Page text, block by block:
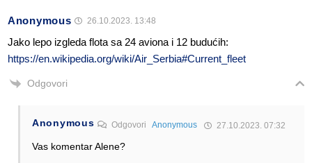
Anonymous 26.10.2023. 13:48
Jako lepo izgleda flota sa 24 aviona i 12 budućih:
https://en.wikipedia.org/wiki/Air_Serbia#Current_fleet
Odgovori
Anonymous OdgovoriAnonymous 27.10.2023. 07:32
Vas komentar Alene?